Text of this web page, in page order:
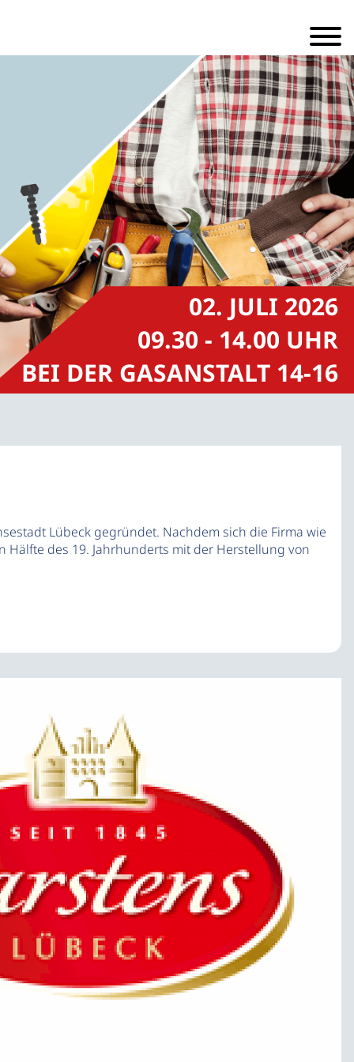
02. JULI 2026
09.30 - 14.00 UHR
BEI DER GASANSTALT 14-16
Lübeck gegründet. Nachdem sich die Firma wie
des 19. Jahrhunderts mit der Herstellung von